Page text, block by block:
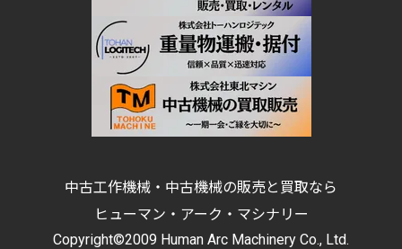
中古工作機械・中古機械の販売と買取なら
ヒューマン・アーク・マシナリー
Copyright©2009 Human Arc Machinery Co., Ltd.